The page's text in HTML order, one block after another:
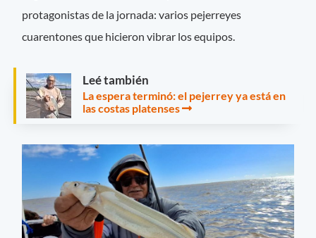
protagonistas de la jornada: varios pejerreyes
cuarentones que hicieron vibrar los equipos.
Leé también
La espera terminó: el pejerrey ya está en
las costas platenses